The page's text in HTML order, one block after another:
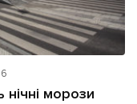
морози